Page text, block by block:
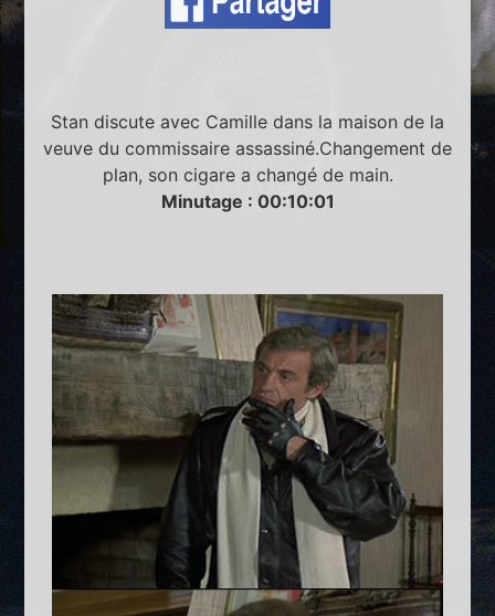
Stan discute avec Camille dans la maison de la
veuve du commissaire assassiné.Changement de
plan, son cigare a changé de main.
Minutage : 00:10:01